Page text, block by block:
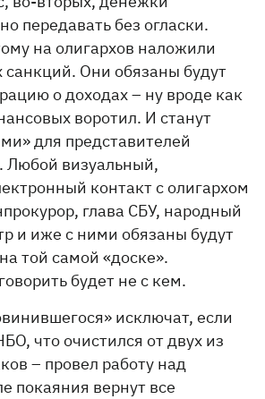
передавать без огласки.
на олигархов наложили
санкций. Они обязаны будут
о доходах – ну вроде как
воротил. И станут
для представителей
Любой визуальный,
контакт с олигархом
глава СБУ, народный
и иже с ними обязаны будут
той самой «доске».
будет не с кем.
исключат, если
что очистился от двух из
– провел работу над
покаяния вернут все